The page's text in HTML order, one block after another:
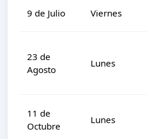
9 de Julio Viernes
23 de
Agosto
Lunes
11 de
Octubre
Lunes